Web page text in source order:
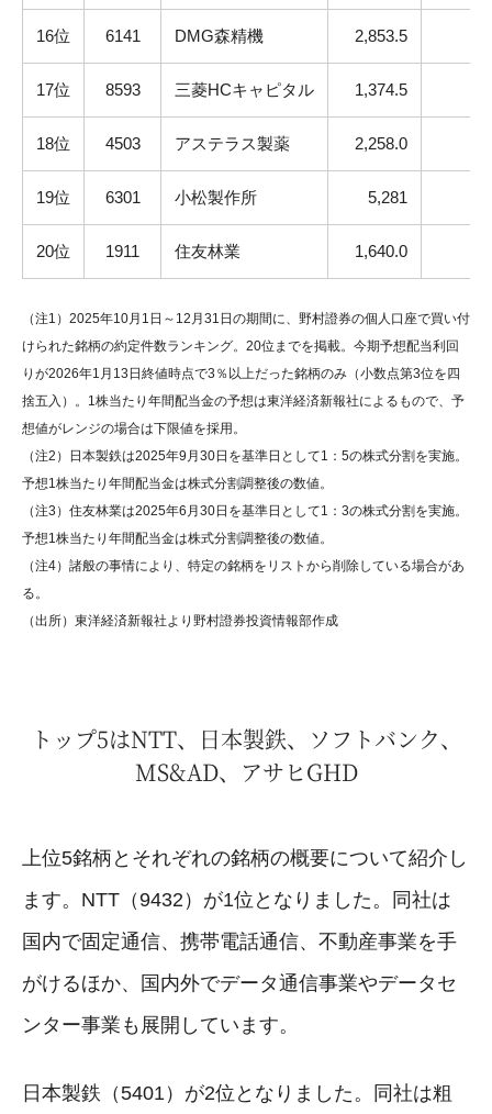
16位 6141 DMG森精機 2,853.5
17位 8593 三菱HCキャピタル 1,374.5
18位 4503 アステラス製薬 2,258.0
19位 6301 小松製作所 5,281
20位 1911 住友林業 1,640.0
（注1）2025年10月1日～12月31日の期間に、野村證券の個人口座で買い付
けられた銘柄の約定件数ランキング。20位までを掲載。今期予想配当利回
りが2026年1月13日終値時点で3％以上だった銘柄のみ（小数点第3位を四
捨五入）。1株当たり年間配当金の予想は東洋経済新報社によるもので、予
想値がレンジの場合は下限値を採用。
（注2）日本製鉄は2025年9月30日を基準日として1：5の株式分割を実施。
予想1株当たり年間配当金は株式分割調整後の数値。
（注3）住友林業は2025年6月30日を基準日として1：3の株式分割を実施。
予想1株当たり年間配当金は株式分割調整後の数値。
（注4）諸般の事情により、特定の銘柄をリストから削除している場合があ
る。
（出所）東洋経済新報社より野村證券投資情報部作成
トップ5はNTT、日本製鉄、ソフトバンク、
MS&AD、アサヒGHD
上位5銘柄とそれぞれの銘柄の概要について紹介し
ます。NTT（9432）が1位となりました。同社は
国内で固定通信、携帯電話通信、不動産事業を手
がけるほか、国内外でデータ通信事業やデータセ
ンター事業も展開しています。
日本製鉄（5401）が2位となりました。同社は粗